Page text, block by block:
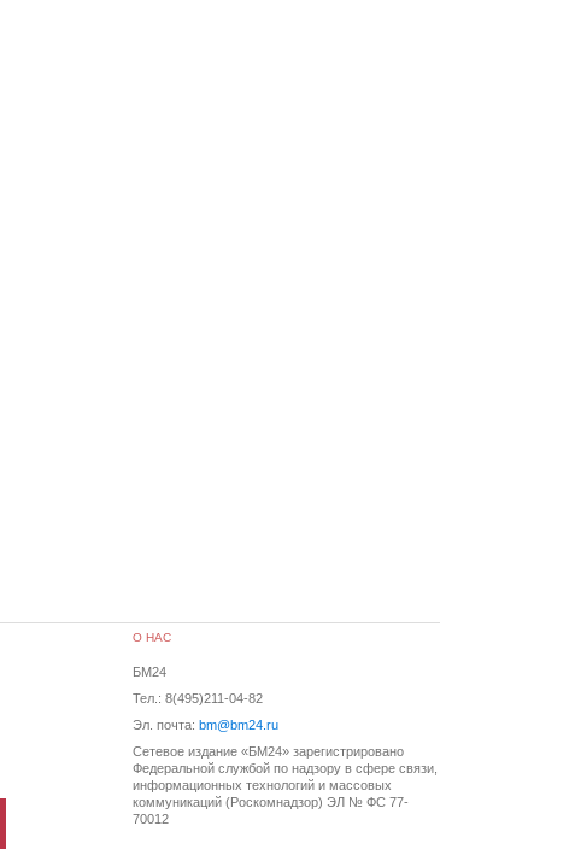
О НАС
БМ24
Тел.: 8(495)211-04-82
Эл. почта: bm@bm24.ru
Сетевое издание «БМ24» зарегистрировано
Федеральной службой по надзору в сфере связи,
информационных технологий и массовых
коммуникаций (Роскомнадзор) ЭЛ № ФС 77-
70012